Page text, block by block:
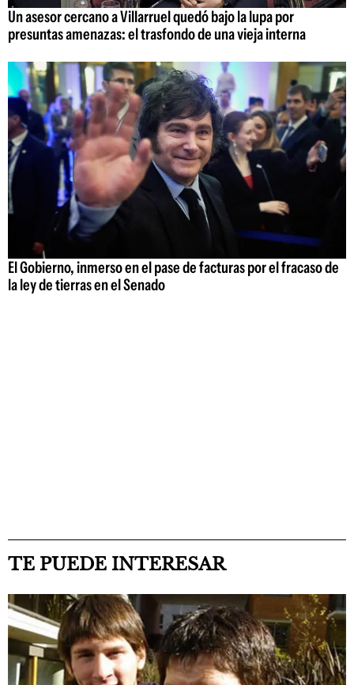
Un asesor cercano a Villarruel quedó bajo la lupa por
presuntas amenazas: el trasfondo de una vieja interna
El Gobierno, inmerso en el pase de facturas por el fracaso de
la ley de tierras en el Senado
TE PUEDE INTERESAR